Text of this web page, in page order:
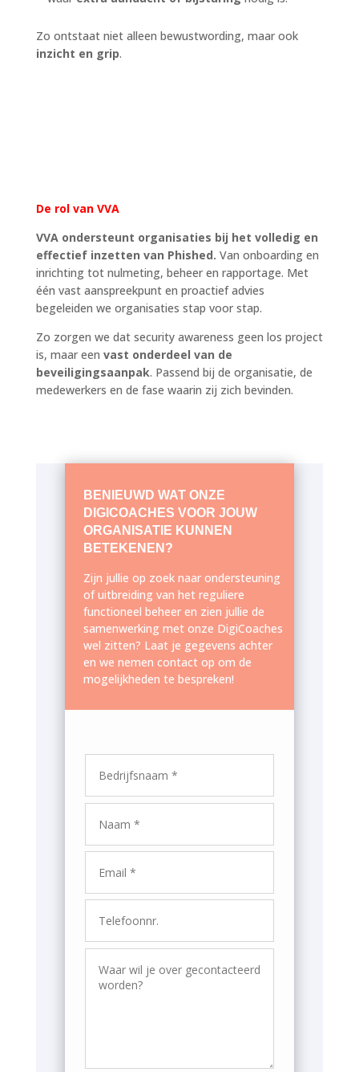
Zo ontstaat niet alleen bewustwording, maar ook
inzicht en grip.
De rol van VVA
VVA ondersteunt organisaties bij het volledig en
effectief inzetten van Phished. Van onboarding en
inrichting tot nulmeting, beheer en rapportage. Met
één vast aanspreekpunt en proactief advies
begeleiden we organisaties stap voor stap.
Zo zorgen we dat security awareness geen los project
is, maar een vast onderdeel van de
beveiligingsaanpak. Passend bij de organisatie, de
medewerkers en de fase waarin zij zich bevinden.
BENIEUWD WAT ONZE
DIGICOACHES VOOR JOUW
ORGANISATIE KUNNEN
BETEKENEN?
Zijn jullie op zoek naar ondersteuning
of uitbreiding van het reguliere
functioneel beheer en zien jullie de
samenwerking met onze DigiCoaches
wel zitten? Laat je gegevens achter
en we nemen contact op om de
mogelijkheden te bespreken!